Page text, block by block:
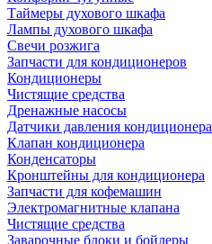
Таймеры духового шкафа
Лампы духового шкафа
Свечи розжига
Запчасти для кондиционеров
Кондиционеры
Чистящие средства
Дренажные насосы
Датчики давления кондиционера
Клапан кондиционера
Конденсаторы
Кронштейны для кондиционера
Запчасти для кофемашин
Электромагнитные клапана
Чистящие средства
Заварочные блоки и бойлеры